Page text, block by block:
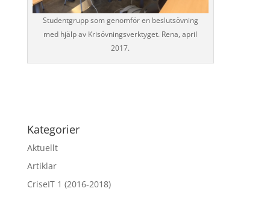
Studentgrupp som genomför en beslutsövning
med hjälp av Krisövningsverktyget. Rena, april
2017.
Kategorier
Aktuellt
Artiklar
CriseIT 1 (2016-2018)